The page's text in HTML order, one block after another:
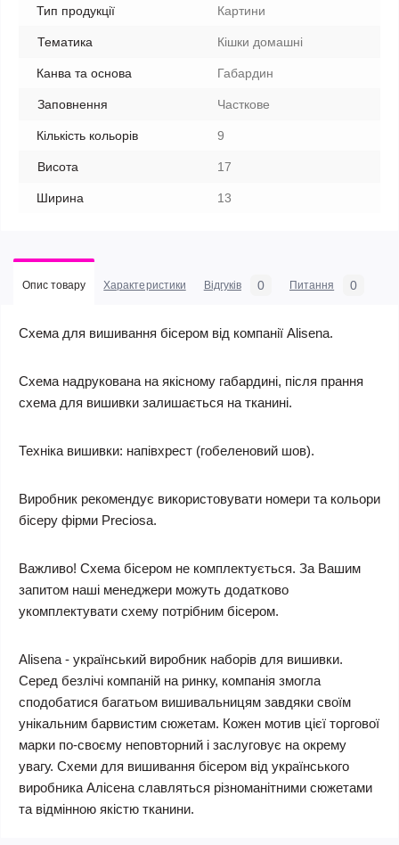
Тип продукції Картини
Тематика Кішки домашні
Канва та основа Габардин
Заповнення Часткове
Кількість кольорів 9
Висота 17
Ширина 13
Опис товару Характеристики Відгуків 0 Питання 0
Схема для вишивання бісером від компанії Alisena.
Схема надрукована на якісному габардині, після прання
схема для вишивки залишається на тканині.
Техніка вишивки: напівхрест (гобеленовий шов).
Виробник рекомендує використовувати номери та кольори
бісеру фірми Preciosa.
Важливо! Схема бісером не комплектується. За Вашим
запитом наші менеджери можуть додатково
укомплектувати схему потрібним бісером.
Alisena - український виробник наборів для вишивки.
Серед безлічі компаній на ринку, компанія змогла
сподобатися багатьом вишивальницям завдяки своїм
унікальним барвистим сюжетам. Кожен мотив цієї торгової
марки по-своєму неповторний і заслуговує на окрему
увагу. Схеми для вишивання бісером від українського
виробника Алісена славляться різноманітними сюжетами
та відмінною якістю тканини.